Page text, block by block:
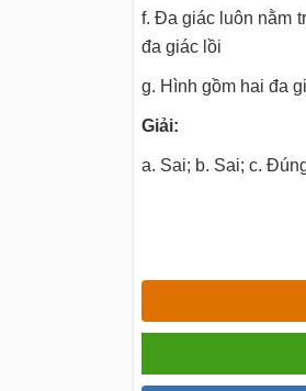
f. Đa giác luôn nằm
đa giác lồi
g. Hình gồm hai đa
Giải:
a. Sai; b. Sai; c.